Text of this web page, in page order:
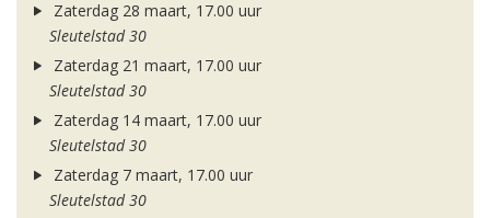
Zaterdag 28 maart, 17.00 uur
Sleutelstad 30
Zaterdag 21 maart, 17.00 uur
Sleutelstad 30
Zaterdag 14 maart, 17.00 uur
Sleutelstad 30
Zaterdag 7 maart, 17.00 uur
Sleutelstad 30